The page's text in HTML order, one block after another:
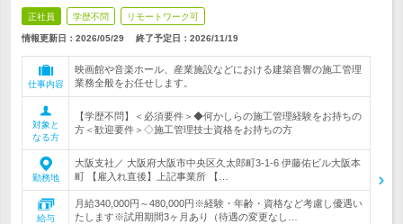
正社員 学歴不問 リモートワーク可
情報更新日：2026/05/29 終了予定日： 2026/11/19
仕事内容
映画館や音楽ホール、産業施設などにおける建築音響の施工管理
業務全般をお任せします。
対象と
なる方
【学歴不問】＜必須要件＞◆何かしらの施工管理経験をお持ちの
方＜歓迎要件＞◇施工管理技士資格をお持ちの方
勤務地
大阪支社／ 大阪府大阪市中央区久太郎町3-1-6 伊藤佑ビル大阪本
町 【雇入れ直後】上記事業所 【…
給与
月給340,000円～480,000円※経験・年齢・資格など考慮し優遇い
たします※試用期間3ヶ月あり（待遇の変更なし…